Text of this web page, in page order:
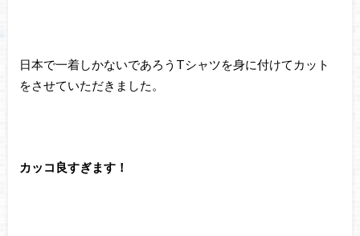
日本で一着しかないであろうTシャツを身に付けてカット
をさせていただきました。
カッコ良すぎます！